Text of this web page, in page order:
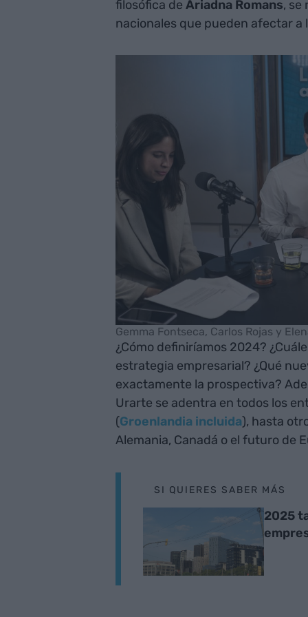
filosófica de Ariadna Romans, se
nacionales que pueden afectar a
Gemma Fontseca, Carlos Rojas y
¿Cómo definiríamos 2024?
estrategia empresarial? ¿Qué
exactamente la prospectiva?
Urarte se adentra en todos los
(Groenlandia incluida), hasta
Alemania, Canadá o el futuro de
SI QUIERES SABER MÁS
2025